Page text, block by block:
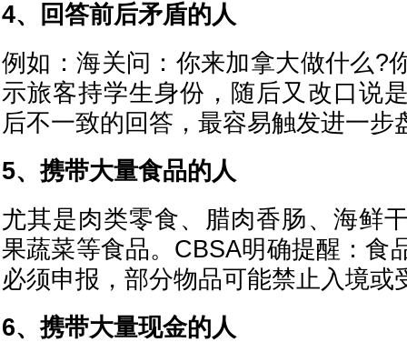
4、回答前后矛盾的人
例如：海关问：你来加拿大做什么?
示旅客持学生身份，随后又改口说
后不一致的回答，最容易触发进一步
5、携带大量食品的人
尤其是肉类零食、腊肉香肠、海鲜
果蔬菜等食品。CBSA明确提醒：食
必须申报，部分物品可能禁止入境或
6、携带大量现金的人